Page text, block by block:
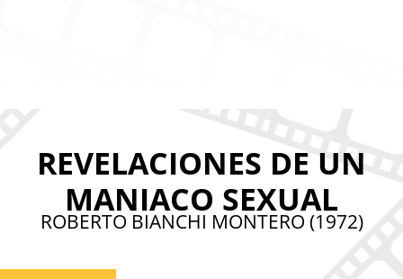
REVELACIONES DE UN
MANIACO SEXUAL
ROBERTO BIANCHI MONTERO (1972)